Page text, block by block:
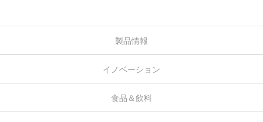
製品情報
イノベーション
食品＆飲料